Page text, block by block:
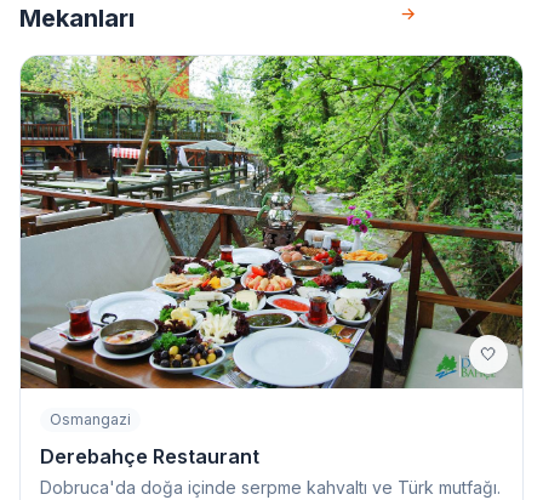
Mekanları
→
🤍
Osmangazi
Derebahçe Restaurant
Dobruca'da doğa içinde serpme kahvaltı ve Türk mutfağı.